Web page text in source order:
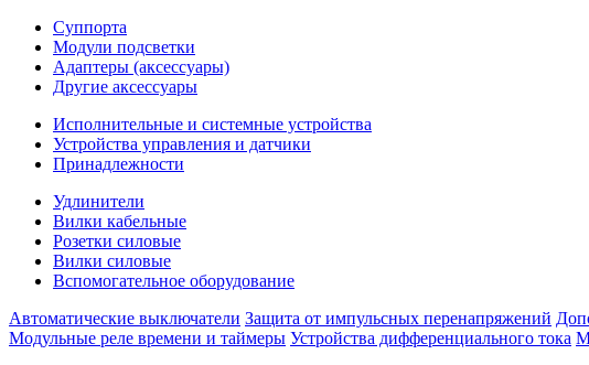
Суппорта
Модули подсветки
Адаптеры (аксессуары)
Другие аксессуары
Исполнительные и системные устройства
Устройства управления и датчики
Принадлежности
Удлинители
Вилки кабельные
Розетки силовые
Вилки силовые
Вспомогательное оборудование
Автоматические выключатели Защита от импульсных перенапряжений
Модульные реле времени и таймеры Устройства дифференциального тока